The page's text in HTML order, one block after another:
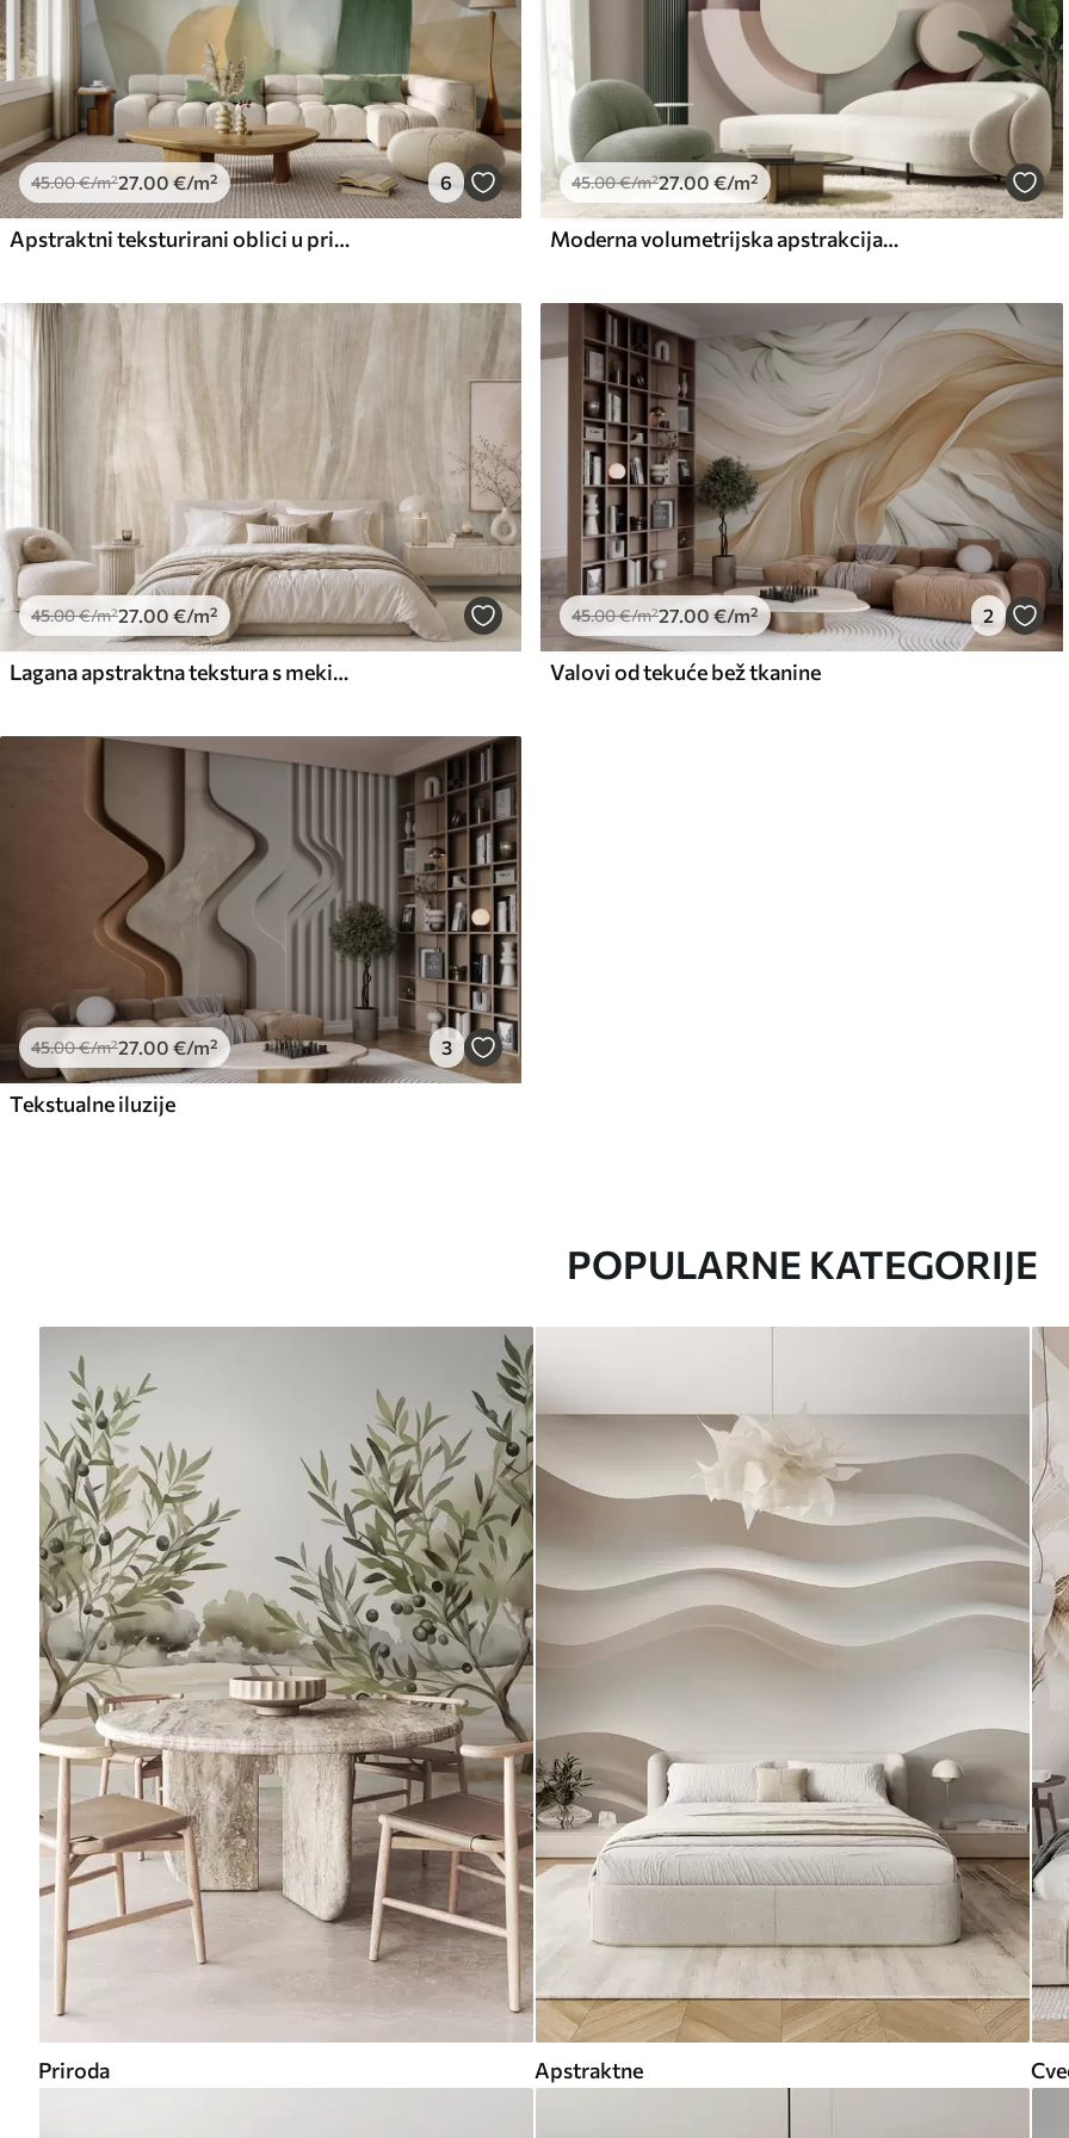
45.00€/m²27.00 €/m² 6
Apstraktni teksturirani oblici u prigušenim zelenim i bež bojama, s mekim rubovima i preklapajućim slojevima
45.00€/m²27.00 €/m²
Moderna volumetrijska apstrakcija u mekim nijansama
45.00€/m²27 .00 €/m²
Lagana apstraktna tekstura s mekim vertikalnim prijelazima u kremastim nijansama
45.00€/m²27 .00 €/m² 2
Valovi od tekuće bež tkanine
45.00€/m²27.00 €/m² 3
Tekstualne iluzije
POPULARNE KATEGORIJE
Priroda Apstraktne